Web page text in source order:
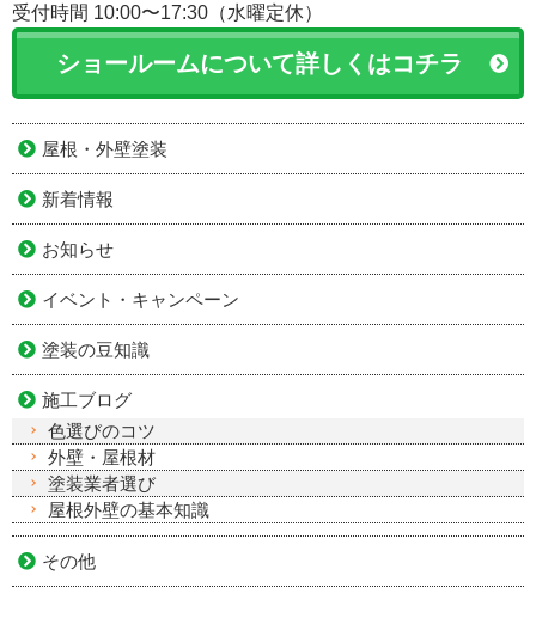
受付時間 10:00〜17:30（水曜定休）
ショールームについて詳しくはコチラ
屋根・外壁塗装
新着情報
お知らせ
イベント・キャンペーン
塗装の豆知識
施工ブログ
色選びのコツ
外壁・屋根材
塗装業者選び
屋根外壁の基本知識
その他